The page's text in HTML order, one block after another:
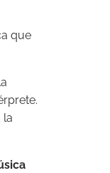
que
la